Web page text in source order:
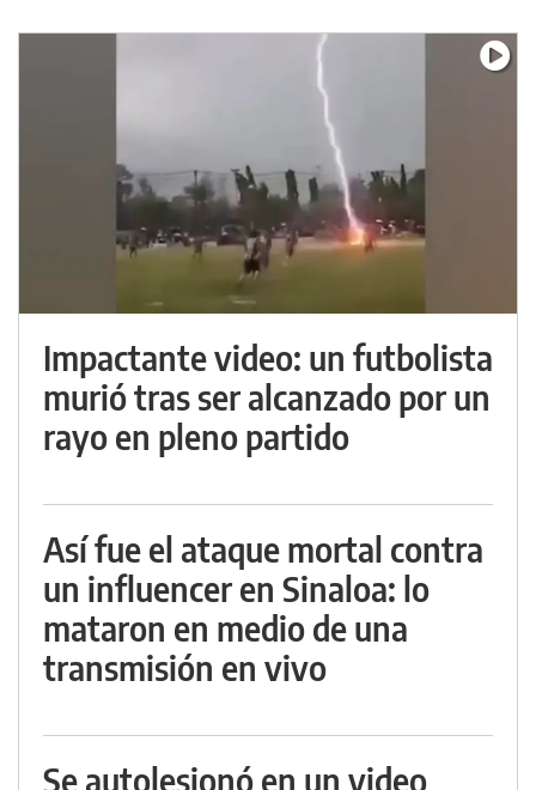
Impactante video: un futbolista
murió tras ser alcanzado por un
rayo en pleno partido
Así fue el ataque mortal contra
un influencer en Sinaloa: lo
mataron en medio de una
transmisión en vivo
Se autolesionó en un video